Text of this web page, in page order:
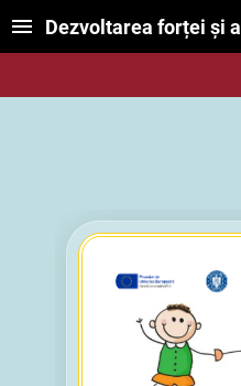
Dezvoltarea forței și